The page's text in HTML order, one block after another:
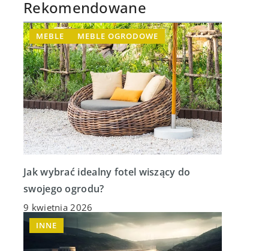
Rekomendowane
MEBLE MEBLE OGRODOWE
Jak wybrać idealny fotel wiszący do
swojego ogrodu?
9 kwietnia 2026
INNE